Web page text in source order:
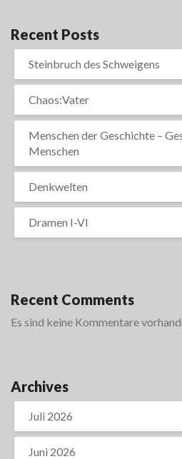
Recent Posts
Steinbruch des Schweigens
Chaos:Vater
Menschen der Geschichte –
Menschen
Denkwelten
Dramen I-VI
Recent Comments
Es sind keine Kommentare
Archives
Juli 2026
Juni 2026